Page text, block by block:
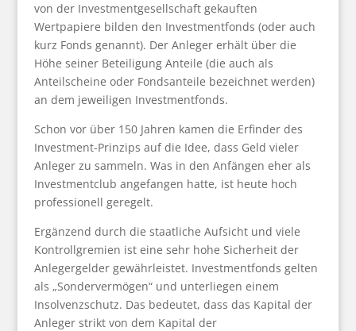
von der Investmentgesellschaft gekauften
Wertpapiere bilden den Investmentfonds (oder auch
kurz Fonds genannt). Der Anleger erhält über die
Höhe seiner Beteiligung Anteile (die auch als
Anteilscheine oder Fondsanteile bezeichnet werden)
an dem jeweiligen Investmentfonds.
Schon vor über 150 Jahren kamen die Erfinder des
Investment-Prinzips auf die Idee, dass Geld vieler
Anleger zu sammeln. Was in den Anfängen eher als
Investmentclub angefangen hatte, ist heute hoch
professionell geregelt.
Ergänzend durch die staatliche Aufsicht und viele
Kontrollgremien ist eine sehr hohe Sicherheit der
Anlegergelder gewährleistet. Investmentfonds gelten
als „Sondervermögen“ und unterliegen einem
Insolvenzschutz. Das bedeutet, dass das Kapital der
Anleger strikt von dem Kapital der